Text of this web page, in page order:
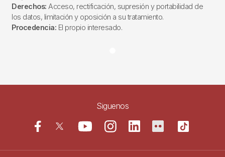
Derechos: Acceso, rectificación, supresión y portabilidad de
los datos, limitación y oposición a su tratamiento.
Procedencia: El propio interesado.
Siguenos